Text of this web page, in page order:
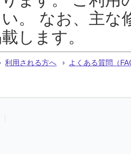
。 なお、主な
します。
利用される方へ よくある質問（